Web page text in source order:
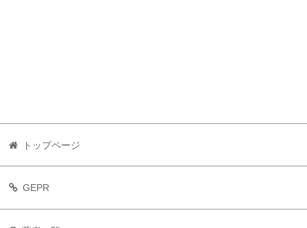
トップページ
GEPR